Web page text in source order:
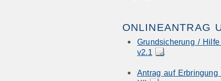
ONLINEANTRAG
Grundsicherung /
v2.1
Antrag auf